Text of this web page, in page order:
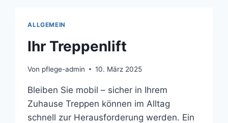
ALLGEMEIN
Ihr Treppenlift
Von pflege-admin 10. März 2025
Bleiben Sie mobil – sicher in Ihrem
Zuhause Treppen können im Alltag
schnell zur Herausforderung werden. Ein